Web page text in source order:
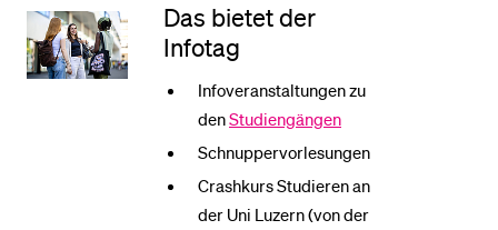
Das bietet der
Infotag
Infoveranstaltungen zu
denStudiengängen
Schnuppervorlesungen
Crashkurs Studieren an
der Uni Luzern (von der